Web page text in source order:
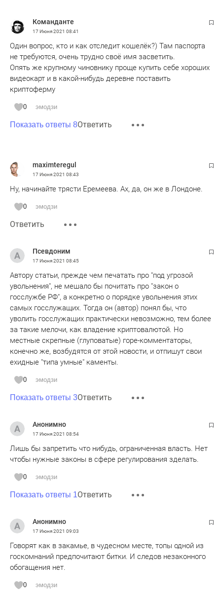
Команданте
17 Июня 2021 08:41
Один вопрос, кто и как отследит кошелёк?) Там паспорта
не требуются, очень трудно своё имя засветить.
Опять же крупному чиновнику проще купить себе хороших
видеокарт и в какой-нибудь деревне поставить
криптоферму
0 эмодзи
Показать ответы 8Ответить
maximteregul
17 Июня 2021 08:43
Ну, начинайте трясти Еремеева. Ах, да, он же в Лондоне.
0 эмодзи
Ответить
Псевдоним
17 Июня 2021 08:45
Автору статьи, прежде чем печатать про "под угрозой
увольнения", не мешало бы почитать про "закон о
госслужбе РФ", а конкретно о порядке увольнения этих
самых госслужащих. Тогда он (автор) понял бы, что
уволить госслужащих практически невозможно, тем более
за такие мелочи, как владение криптовалютой. Но
местные скрепные (глуповатые) горе-комментаторы,
конечно же, возбудятся от этой новости, и отпишут свои
ехидные "типа умные" каменты.
0 эмодзи
Показать ответы 3Ответить
Анонимно
17 Июня 2021 08:54
Лишь бы запретить что нибудь, ограниченная власть. Нет
чтобы нужные законы в сфере регулирования зделать.
0 эмодзи
Показать ответы 1Ответить
Анонимно
17 Июня 2021 09:03
Говорят как в закамье, в чудесном месте, топы одной из
госкомнаний предпочитают битки. И следов незаконного
обогащения нет.
0 эмодзи